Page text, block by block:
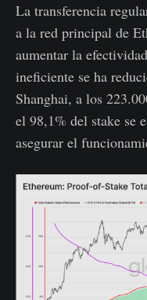
La transferencia
a la red principal de
aumentar la
ineficiente se ha
Shanghai, a los
el 98,1% del stake se
asegurar el